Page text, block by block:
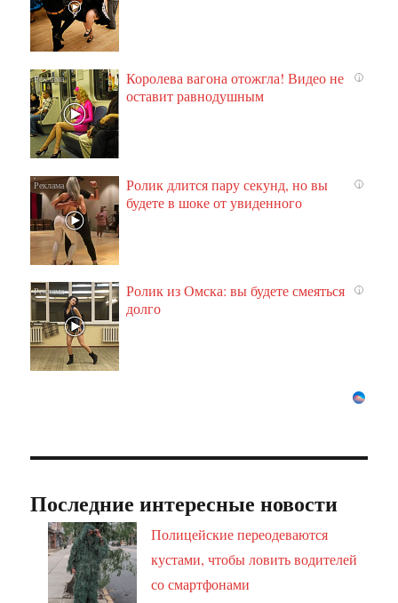
i
Королева вагона отожгла! Видео не
оставит равнодушным
i
Ролик длится пару секунд, но вы
будете в шоке от увиденного
i
Ролик из Омска: вы будете смеяться
долго
Последние интересные новости
Полицейские переодеваются
кустами, чтобы ловить водителей
со смартфонами